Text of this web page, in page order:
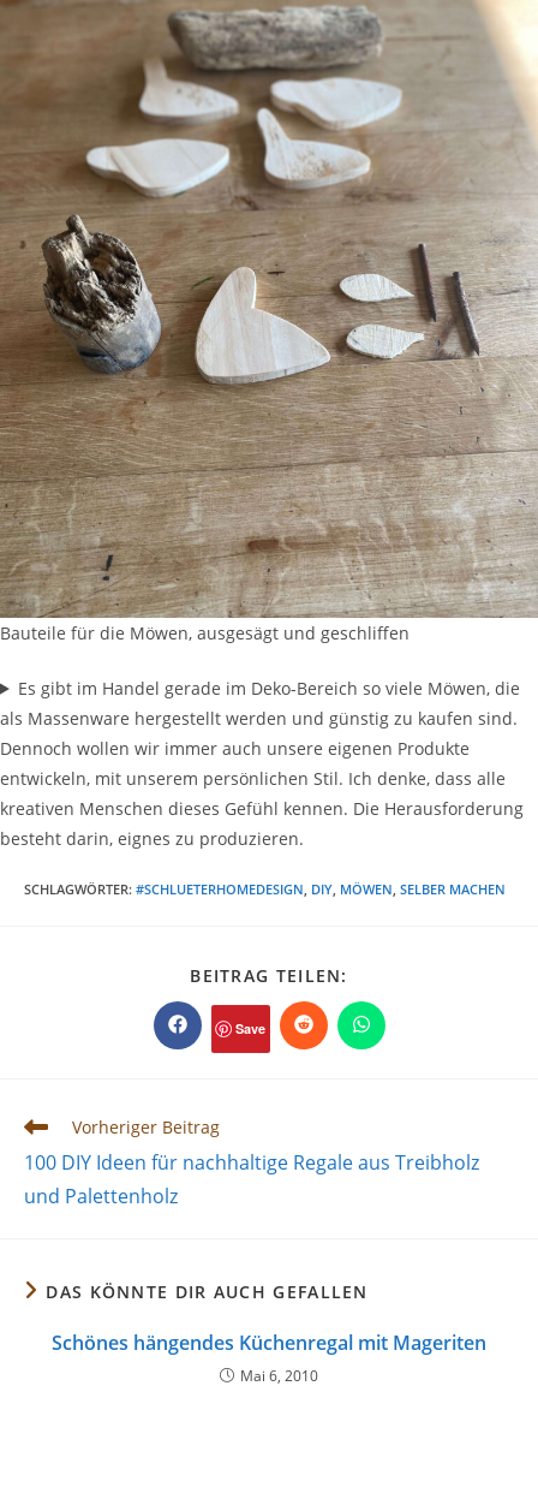
Bauteile für die Möwen, ausgesägt und geschliffen
Es gibt im Handel gerade im Deko-Bereich so viele Möwen, die
als Massenware hergestellt werden und günstig zu kaufen sind.
Dennoch wollen wir immer auch unsere eigenen Produkte
entwickeln, mit unserem persönlichen Stil. Ich denke, dass alle
kreativen Menschen dieses Gefühl kennen. Die Herausforderung
besteht darin, eignes zu produzieren.
SCHLAGWÖRTER: #SCHLUETERHOMEDESIGN DIY MÖWEN SELBER MACHEN
BEITRAG TEILEN:
INHALT
TEILEN
Öffnet
in
Save Öffnet
in
Öffnet
in
Weitere
ansehen
Vorheriger Beitrag
100 DIY Ideen für nachhaltige Regale aus Treibholz
und Palettenholz
DAS KÖNNTE DIR AUCH GEFALLEN
Schönes hängendes Küchenregal mit Mageriten
Mai 6, 2010